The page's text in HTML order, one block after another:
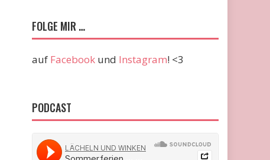
FOLGE MIR …
auf Facebook und Instagram! <3
PODCAST